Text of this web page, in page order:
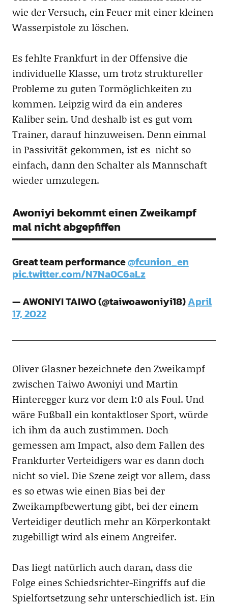
wie der Versuch, ein Feuer mit einer kleinen
Wasserpistole zu löschen.
Es fehlte Frankfurt in der Offensive die
individuelle Klasse, um trotz struktureller
Probleme zu guten Tormöglichkeiten zu
kommen. Leipzig wird da ein anderes
Kaliber sein. Und deshalb ist es gut vom
Trainer, darauf hinzuweisen. Denn einmal
in Passivität gekommen, ist es nicht so
einfach, dann den Schalter als Mannschaft
wieder umzulegen.
Awoniyi bekommt einen Zweikampf
mal nicht abgepfiffen
Great team performance@fcunion_en
pic.twitter.com/N7Na0C6aLz
— AWONIYI TAIWO (@taiwoawoniyi18)April
17, 2022
Oliver Glasner bezeichnete den Zweikampf
zwischen Taiwo Awoniyi und Martin
Hinteregger kurz vor dem 1:0 als Foul. Und
wäre Fußball ein kontaktloser Sport, würde
ich ihm da auch zustimmen. Doch
gemessen am Impact, also dem Fallen des
Frankfurter Verteidigers war es dann doch
nicht so viel. Die Szene zeigt vor allem, dass
es so etwas wie einen Bias bei der
Zweikampfbewertung gibt, bei der einem
Verteidiger deutlich mehr an Körperkontakt
zugebilligt wird als einem Angreifer.
Das liegt natürlich auch daran, dass die
Folge eines Schiedsrichter-Eingriffs auf die
Spielfortsetzung sehr unterschiedlich ist. Ein